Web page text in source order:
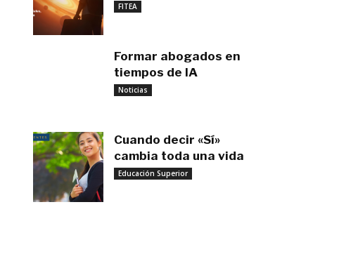
FITEA
Formar abogados en
tiempos de IA
Noticias
Cuando decir «Sí»
cambia toda una vida
Educación Superior